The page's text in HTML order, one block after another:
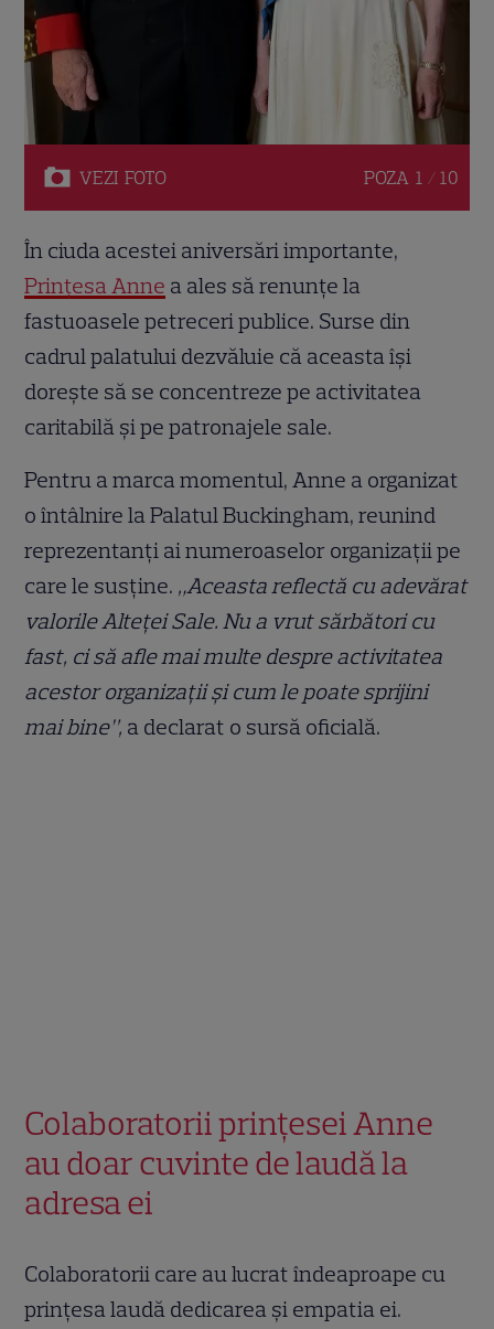
VEZI FOTO POZA 1 / 10
În ciuda acestei aniversări importante,
Prințesa Anne a ales să renunțe la
fastuoasele petreceri publice. Surse din
cadrul palatului dezvăluie că aceasta își
dorește să se concentreze pe activitatea
caritabilă și pe patronajele sale.
Pentru a marca momentul, Anne a organizat
o întâlnire la Palatul Buckingham, reunind
reprezentanți ai numeroaselor organizații pe
care le susține. „Aceasta reflectă cu adevărat
valorile Alteței Sale. Nu a vrut sărbători cu
fast, ci să afle mai multe despre activitatea
acestor organizații și cum le poate sprijini
mai bine”, a declarat o sursă oficială.
Colaboratorii prințesei Anne
au doar cuvinte de laudă la
adresa ei
Colaboratorii care au lucrat îndeaproape cu
prințesa laudă dedicarea și empatia ei.